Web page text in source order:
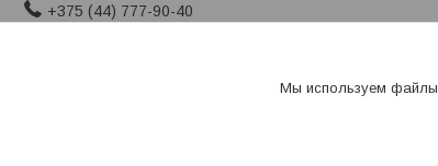
+375 (44) 777-90-40
Мы используем файлы